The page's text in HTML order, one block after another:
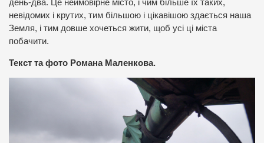
день-два. Це неймовірне місто, і чим більше їх таких,
невідомих і крутих, тим більшою і цікавішою здається наша
Земля, і тим довше хочеться жити, щоб усі ці міста
побачити.
Текст та фото Романа Маленкова.